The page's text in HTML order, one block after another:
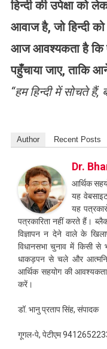
हिन्दी की उपेक्षा को
आवाज है, जो हिन्दी
आज आवश्यकता है कि
पहुँचाया जाए, ताकि
“हम हिन्दी में सोचते
Author Recent Posts
Dr.
आर्थिक
यह
यह
पत्रकारिता नहीं करते हैं।
विज्ञापन न देने वाले के
विधानसभा चुनाव में किसी से
धाकड़पन से चले और
आर्थिक सहयोग की
करें।
डॉ. भानु प्रताप सिंह, संपादक
गूगल-पे, पेटीएम